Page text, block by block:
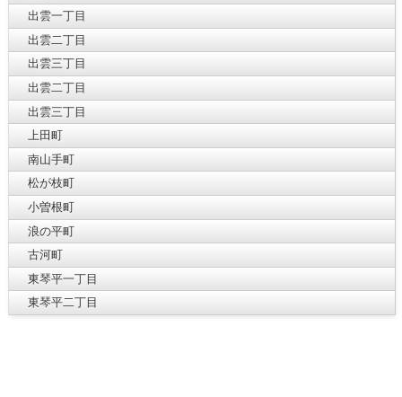
出雲一丁目
出雲二丁目
出雲三丁目
出雲二丁目
出雲三丁目
上田町
南山手町
松が枝町
小曽根町
浪の平町
古河町
東琴平一丁目
東琴平二丁目